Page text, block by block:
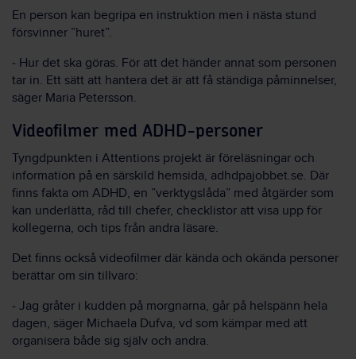
En person kan begripa en instruktion men i nästa stund
försvinner ”huret”.
‒ Hur det ska göras. För att det händer annat som personen
tar in. Ett sätt att hantera det är att få ständiga påminnelser,
säger Maria Petersson.
Videofilmer med ADHD-personer
Tyngdpunkten i Attentions projekt är föreläsningar och
information på en särskild hemsida, adhdpajobbet.se. Där
finns fakta om ADHD, en ”verktygslåda” med åtgärder som
kan underlätta, råd till chefer, checklistor att visa upp för
kollegerna, och tips från andra läsare.
Det finns också videofilmer där kända och okända personer
berättar om sin tillvaro:
‒ Jag gråter i kudden på morgnarna, går på helspänn hela
dagen, säger Michaela Dufva, vd som kämpar med att
organisera både sig själv och andra.